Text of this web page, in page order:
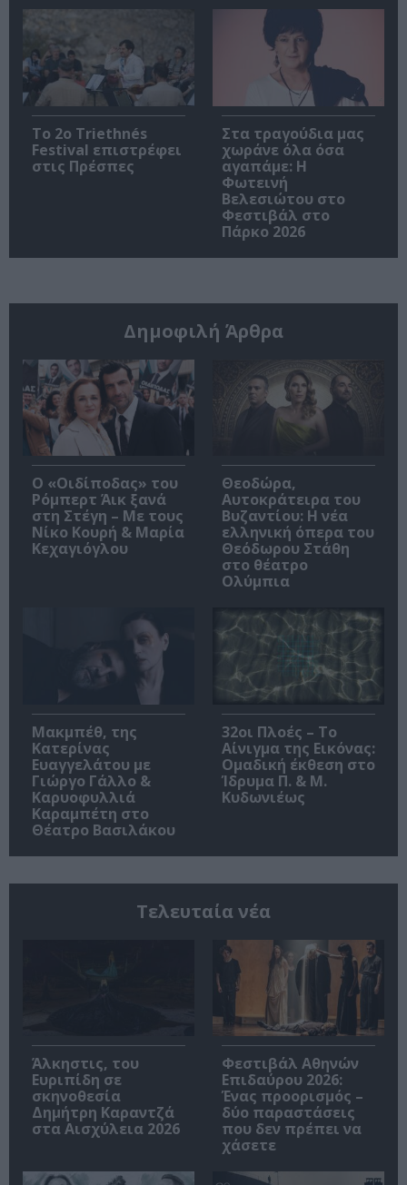
Το 2ο Triethnés
Festival επιστρέφει
στις Πρέσπες
Στα τραγούδια μας
χωράνε όλα όσα
αγαπάμε: Η
Φωτεινή
Βελεσιώτου στο
Φεστιβάλ στο
Πάρκο 2026
Δημοφιλή Άρθρα
O «Οιδίποδας» του
Ρόμπερτ Άικ ξανά
στη Στέγη – Με τους
Νίκο Κουρή & Μαρία
Κεχαγιόγλου
Θεοδώρα,
Αυτοκράτειρα του
Βυζαντίου: Η νέα
ελληνική όπερα του
Θεόδωρου Στάθη
στο θέατρο
Ολύμπια
Μακμπέθ, της
Κατερίνας
Ευαγγελάτου με
Γιώργο Γάλλο &
Καρυοφυλλιά
Καραμπέτη στο
Θέατρο Βασιλάκου
32οι Πλοές – Το
Αίνιγμα της Εικόνας:
Ομαδική έκθεση στο
Ίδρυμα Π. & Μ.
Κυδωνιέως
Τελευταία νέα
Άλκηστις, του
Ευριπίδη σε
σκηνοθεσία
Δημήτρη Καραντζά
στα Αισχύλεια 2026
Φεστιβάλ Αθηνών
Επιδαύρου 2026:
Ένας προορισμός –
δύο παραστάσεις
που δεν πρέπει να
χάσετε